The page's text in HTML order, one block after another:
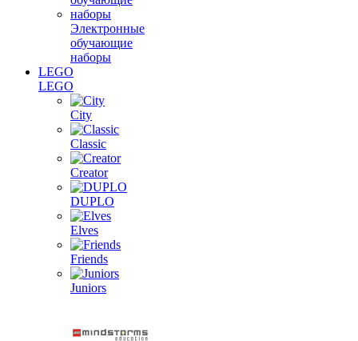
Электронные
обучающие
наборы
LEGO
LEGO
City
Classic
Creator
DUPLO
Elves
Friends
Juniors